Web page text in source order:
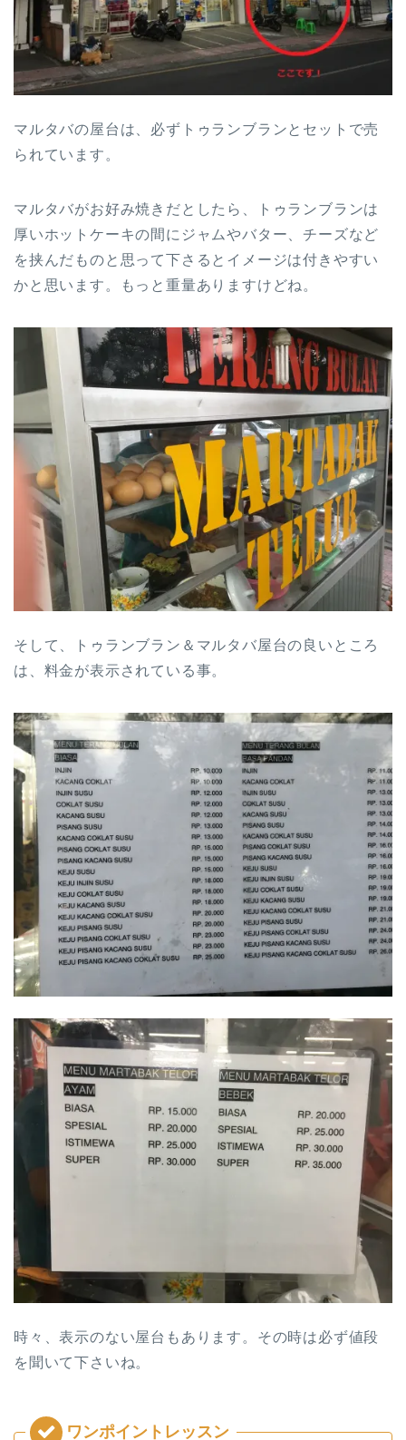
マルタバの屋台は、必ずトゥランブランとセットで売
られています。
マルタバがお好み焼きだとしたら、トゥランブランは
厚いホットケーキの間にジャムやバター、チーズなど
を挟んだものと思って下さるとイメージは付きやすい
かと思います。もっと重量ありますけどね。
そして、トゥランブラン＆マルタバ屋台の良いところ
は、料金が表示されている事。
時々、表示のない屋台もあります。その時は必ず値段
を聞いて下さいね。